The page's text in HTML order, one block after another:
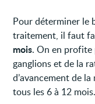
Pour déterminer le
traitement, il faut
mois. On en profite
ganglions et de la
d’avancement de
tous les 6 à 12 mois.